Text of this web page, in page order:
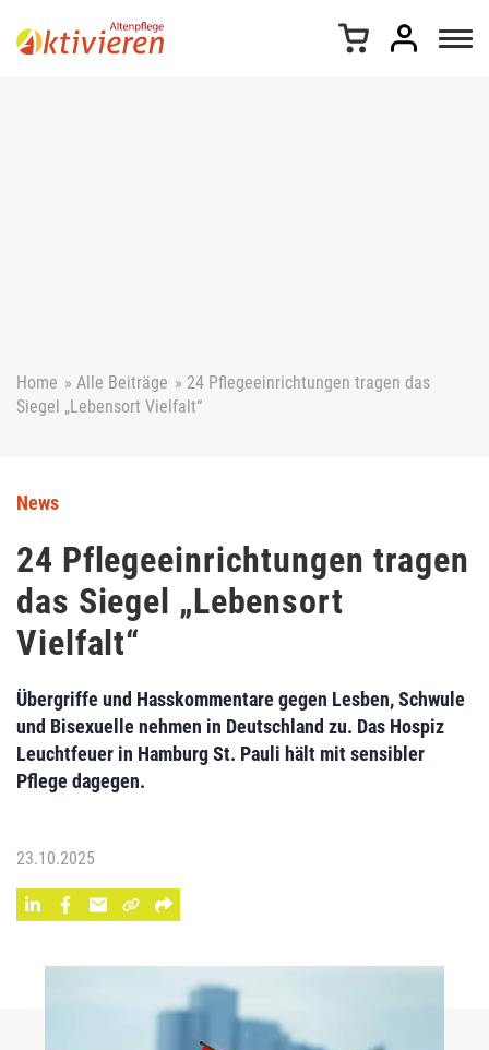
Home » Alle Beiträge » 24 Pflegeeinrichtungen tragen das
Siegel „Lebensort Vielfalt“
News
24 Pflegeeinrichtungen tragen
das Siegel „Lebensort
Vielfalt“
Übergriffe und Hasskommentare gegen Lesben, Schwule
und Bisexuelle nehmen in Deutschland zu. Das Hospiz
Leuchtfeuer in Hamburg St. Pauli hält mit sensibler
Pflege dagegen.
23.10.2025